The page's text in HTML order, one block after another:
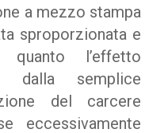
a mezzo stampa
sproporzionata e
l’effetto
dalla semplice
del carcere
eccessivamente